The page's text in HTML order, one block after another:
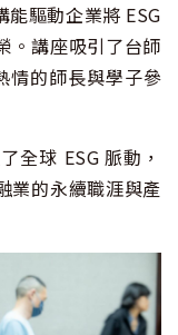
驅動企業將 ESG
。講座吸引了台師
情的師長與學子參
全球 ESG 脈動，
業的永續職涯與產